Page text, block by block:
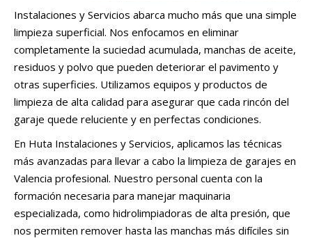
Instalaciones y Servicios abarca mucho más que una simple
limpieza superficial. Nos enfocamos en eliminar
completamente la suciedad acumulada, manchas de aceite,
residuos y polvo que pueden deteriorar el pavimento y
otras superficies. Utilizamos equipos y productos de
limpieza de alta calidad para asegurar que cada rincón del
garaje quede reluciente y en perfectas condiciones.
En Huta Instalaciones y Servicios, aplicamos las técnicas
más avanzadas para llevar a cabo la limpieza de garajes en
Valencia profesional. Nuestro personal cuenta con la
formación necesaria para manejar maquinaria
especializada, como hidrolimpiadoras de alta presión, que
nos permiten remover hasta las manchas más difíciles sin